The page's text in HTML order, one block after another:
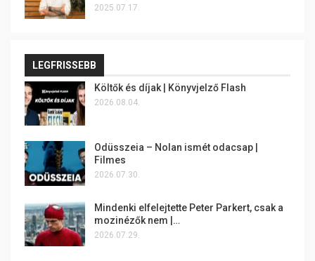
2025.07.17.
LEGFRISSEBB
Költők és díjak | Könyvjelző Flash
2026.08.04.
Odüsszeia – Nolan ismét odacsap |
Filmes
2026.07.30.
Mindenki elfelejtette Peter Parkert, csak a
mozinézők nem |…
2026.07.29.